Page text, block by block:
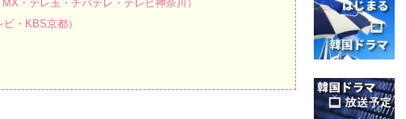
・テレ玉・チバテレ・テレビ神奈川）
・KBS京都）